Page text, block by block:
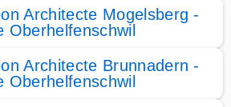
Architecte Mogelsberg -
Oberhelfenschwil
Architecte Brunnadern -
Oberhelfenschwil